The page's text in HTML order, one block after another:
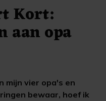
Kort:
aan opa
mijn vier opa's en
bewaar, hoef ik